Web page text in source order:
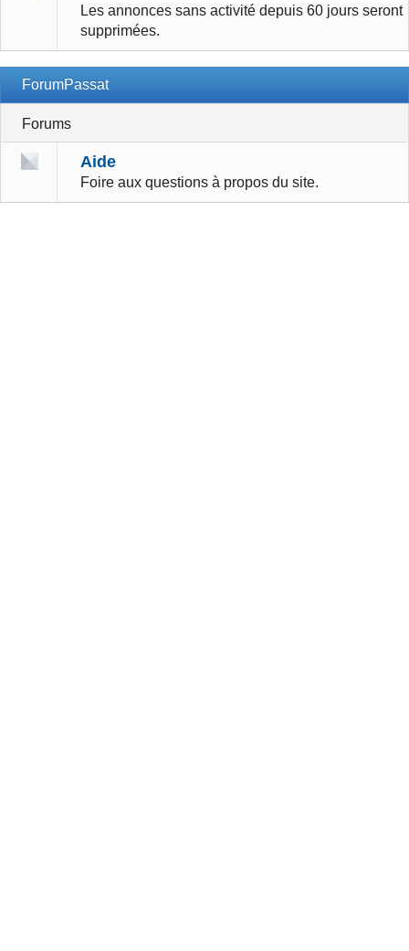
Les annonces sans activité depuis 60 jours seront
supprimées.
ForumPassat
Forums
Aide
Foire aux questions à propos du site.